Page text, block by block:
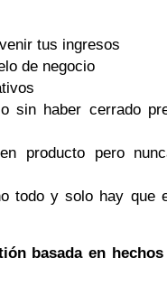
tus ingresos
de negocio
sin haber cerrado
producto pero
todo y solo hay que
basada en